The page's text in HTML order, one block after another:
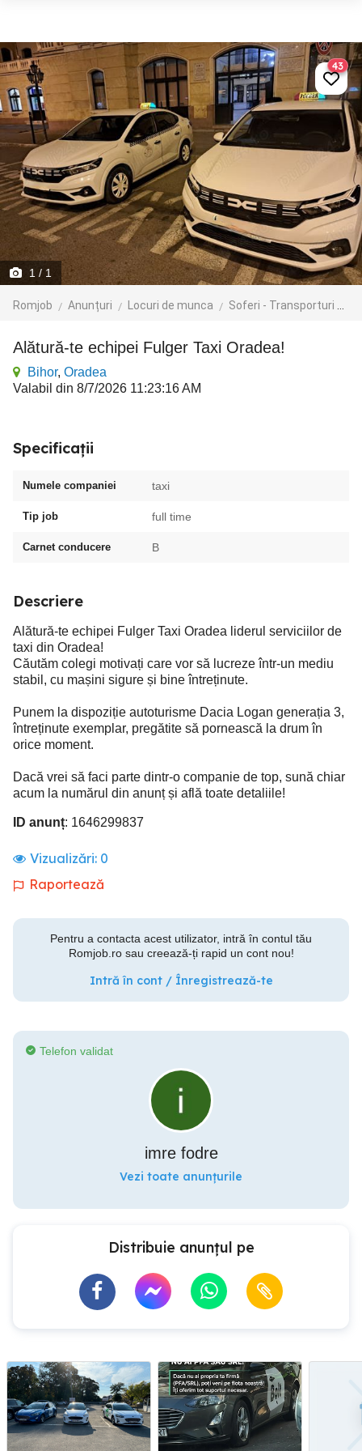
1 / 1
Romjob Anunțuri Locuri de munca Soferi - Transporturi
43
Alătură-te echipei Fulger Taxi Oradea!
Bihor, Oradea
Valabil din 8/7/2026 11:23:16 AM
Specificații
Numele companiei taxi
Tip job full time
Carnet conducere B
Descriere
Alătură-te echipei Fulger Taxi Oradea liderul serviciilor de
taxi din Oradea!
Căutăm colegi motivați care vor să lucreze într-un mediu
stabil, cu mașini sigure și bine întreținute.
Punem la dispoziție autoturisme Dacia Logan generația 3,
întreținute exemplar, pregătite să pornească la drum în
orice moment.
Dacă vrei să faci parte dintr-o companie de top, sună chiar
acum la numărul din anunț și află toate detaliile!
ID anunț: 1646299837
Vizualizări: 0
Raportează
Pentru a contacta acest utilizator, intră în contul tău
Romjob.ro sau creează-ți rapid un cont nou!
Intră în cont / Înregistrează-te
Telefon validat
imre fodre
Vezi toate anunțurile
Distribuie anunțul pe